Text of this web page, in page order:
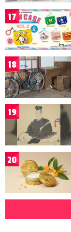
17
18
19
20